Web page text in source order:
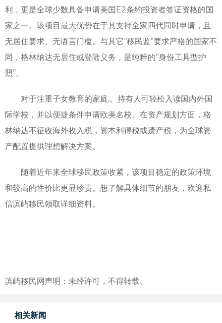
利，更是全球少数具备申请美国E2条约投资者签证资格的国
家之一。该项目最大优势在于其支持全家四代同时申请，且
无居住要求、无语言门槛。与其它“移民监”要求严格的国家不
同，格林纳达无居住或登陆义务，是纯粹的“身份工具型护
照”。
对于注重子女教育的家庭,。持有人可轻松入读国内外国
际学校，并以便捷条件申请欧美名校。在资产规划方面，格
林纳达不征收海外收入税，资本利得税或遗产税，为全球资
产配置提供理想解决方案。
随着近年来全球移民政策收紧，该项目稳定的政策环境
和较高的性价比更显珍贵。想了解具体细节的朋友，欢迎私
信滨屿移民领取详细资料。
滨屿移民网声明：未经许可，不得转载。
相关新闻